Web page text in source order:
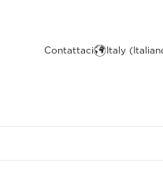
Contattaci Italy